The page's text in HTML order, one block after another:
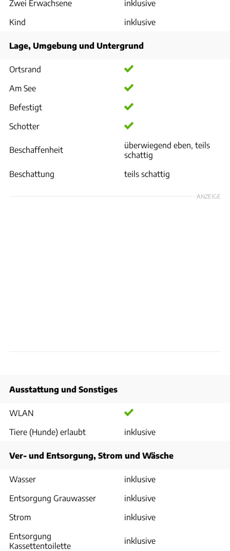
Zwei Erwachsene
inklusive
Kind
inklusive
Lage, Umgebung und Untergrund
Ortsrand
Am See
Befestigt
Schotter
Beschaffenheit
überwiegend eben, teils
schattig
Beschattung
teils schattig
ANZEIGE
Ausstattung und Sonstiges
WLAN
Tiere (Hunde) erlaubt
inklusive
Ver- und Entsorgung, Strom und Wäsche
Wasser
inklusive
Entsorgung Grauwasser
inklusive
Strom
inklusive
Entsorgung
Kassettentoilette
inklusive